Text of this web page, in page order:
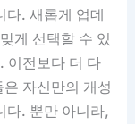
다. 새롭게 업데
게 선택할 수 있
이전보다 더 다
자신만의 개성
다. 뿐만 아니라,